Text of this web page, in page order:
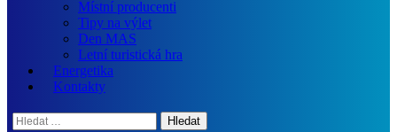
Místní producenti
Tipy na výlet
Den MAS
Letní turistická hra
Energetika
Kontakty
Hledat: